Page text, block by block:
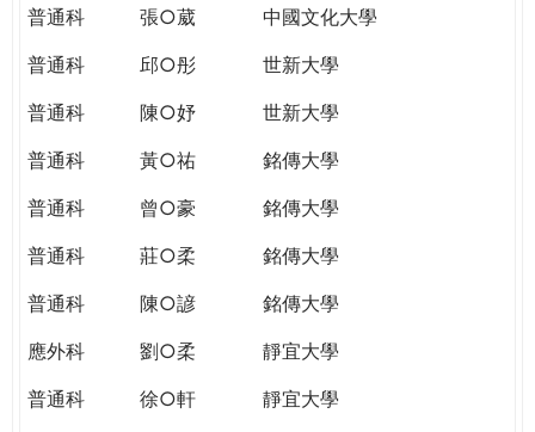
普通科
張○葳
中國文化大學
普通科
邱○彤
世新大學
普通科
陳○妤
世新大學
普通科
黃○祐
銘傳大學
普通科
曾○豪
銘傳大學
普通科
莊○柔
銘傳大學
普通科
陳○諺
銘傳大學
應外科
劉○柔
靜宜大學
普通科
徐○軒
靜宜大學